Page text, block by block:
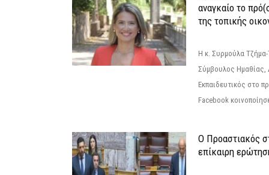
αναγκαίο το
της τοπικής
Η κ. Συρμούλα
Σύμβουλος Ημαθίας,
Εκπαιδευτικός στο
Facebook
Ο Προαστιακός
επίκαιρη